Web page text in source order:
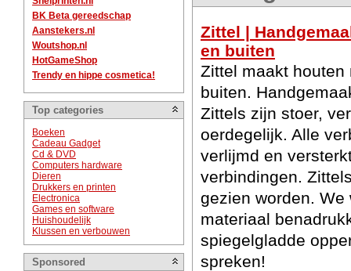
BK Beta gereedschap
Aanstekers.nl
Woutshop.nl
HotGameShop
Trendy en hippe cosmetica!
Top categories
Boeken
Cadeau Gadget
Cd & DVD
Computers hardware
Dieren
Drukkers en printen
Electronica
Games en software
Huishoudelijk
Klussen en verbouwen
Sponsored
Zittel |
en buiten
Zittel maakt
buiten.
Zittels zijn stoer,
oerdegelijk. Alle
verlijmd en
verbindingen.
gezien worden.
materiaal
spiegelgladde
spreken!